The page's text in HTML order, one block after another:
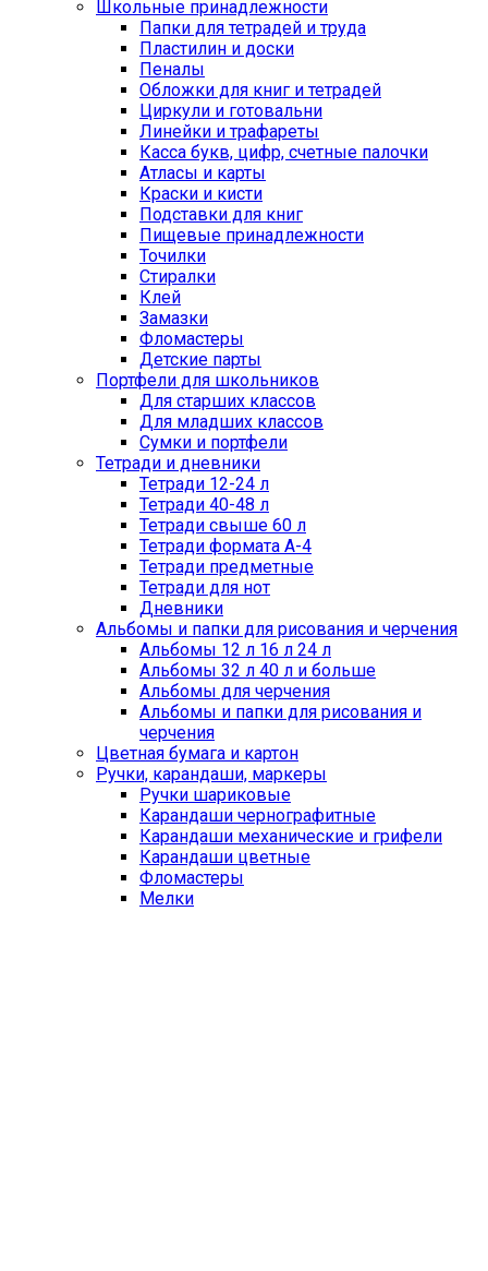
Школьные принадлежности
Папки для тетрадей и труда
Пластилин и доски
Пеналы
Обложки для книг и тетрадей
Циркули и готовальни
Линейки и трафареты
Касса букв, цифр, счетные палочки
Атласы и карты
Краски и кисти
Подставки для книг
Пищевые принадлежности
Точилки
Стиралки
Клей
Замазки
Фломастеры
Детские парты
Портфели для школьников
Для старших классов
Для младших классов
Сумки и портфели
Тетради и дневники
Тетради 12-24 л
Тетради 40-48 л
Тетради свыше 60 л
Тетради формата А-4
Тетради предметные
Тетради для нот
Дневники
Альбомы и папки для рисования и черчения
Альбомы 12 л 16 л 24 л
Альбомы 32 л 40 л и больше
Альбомы для черчения
Альбомы и папки для рисования и
черчения
Цветная бумага и картон
Ручки, карандаши, маркеры
Ручки шариковые
Карандаши чернографитные
Карандаши механические и грифели
Карандаши цветные
Фломастеры
Мелки